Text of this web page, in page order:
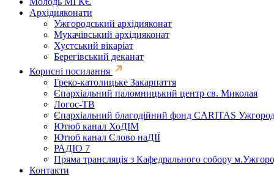
Архідияконати
Ужгородський архідияконат
Мукачівський архідияконат
Хустський вікаріат
Берегівський деканат
Корисні посилання
Греко-католицьке Закарпаття
Єпархіальний паломницький центр св. Миколая
Логос-ТВ
Єпархіальний благодійний фонд CARITAS
Ютюб канал ХоДІМ
Ютюб канал Слово наДІЇ
РАДІО 7
Пряма трансляція з Кафедрального собору
Контакти